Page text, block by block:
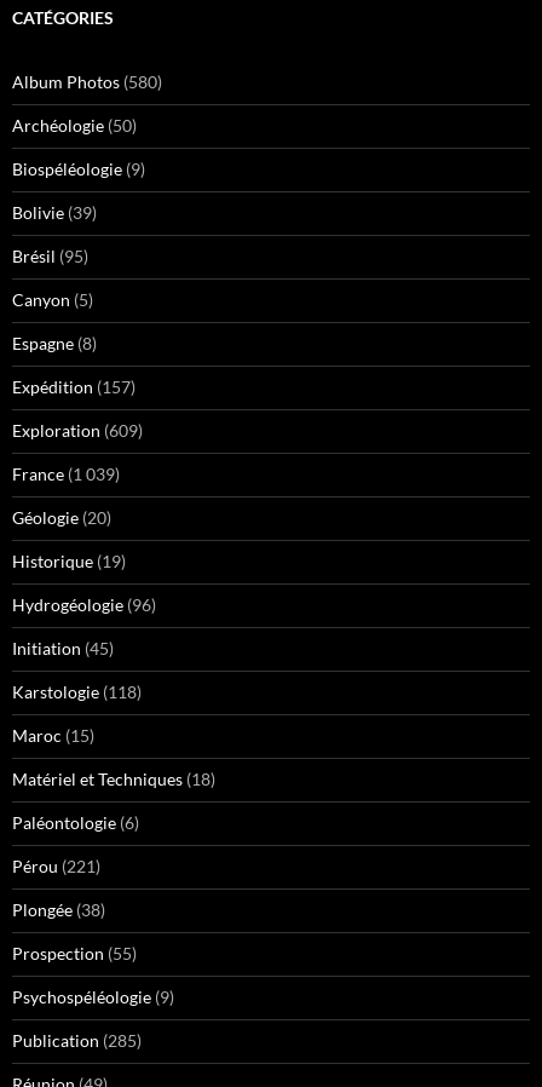
CATÉGORIES
Album Photos (580)
Archéologie (50)
Biospéléologie (9)
Bolivie (39)
Brésil (95)
Canyon (5)
Espagne (8)
Expédition (157)
Exploration (609)
France (1 039)
Géologie (20)
Historique (19)
Hydrogéologie (96)
Initiation (45)
Karstologie (118)
Maroc (15)
Matériel et Techniques (18)
Paléontologie (6)
Pérou (221)
Plongée (38)
Prospection (55)
Psychospéléologie (9)
Publication (285)